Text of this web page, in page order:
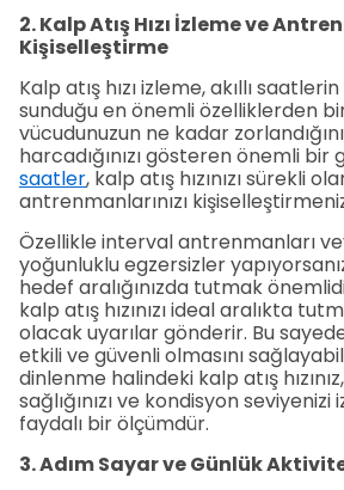
2. Kalp Atış Hızı İzleme ve
Kişiselleştirme
Kalp atış hızı izleme, akıllı
sunduğu en önemli özelliklerden
vücudunuzun ne kadar
harcadığınızı gösteren önemli bir
saatler, kalp atış hızınızı sürekli
antrenmanlarınızı
Özellikle interval antrenmanları
yoğunluklu egzersizler
hedef aralığınızda tutmak
kalp atış hızınızı ideal aralıkta
olacak uyarılar gönderir. Bu
etkili ve güvenli olmasını
dinlenme halindeki kalp atış
sağlığınızı ve kondisyon
faydalı bir ölçümdür.
3. Adım Sayar ve Günlük